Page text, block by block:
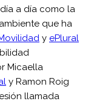
a día como la
que ha
y ePlural
Micaella
y Ramon Roig
llamada